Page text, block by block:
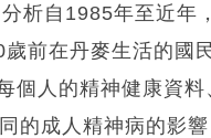
析自1985年至近年
前在丹麥生活的國
個人的精神健康資
的成人精神病的影